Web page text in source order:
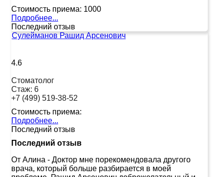
Стоимость приема: 1000
Подробнее...
Последний отзыв
Сулейманов Рашид Арсенович
4.6
Стоматолог
Стаж: 6
+7 (499) 519-38-52
Стоимость приема:
Подробнее...
Последний отзыв
Последний отзыв
От Алина - Доктор мне порекомендовала другого
врача, который больше разбирается в моей